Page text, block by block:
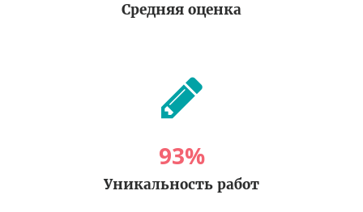
Средняя оценка
93%
Уникальность работ